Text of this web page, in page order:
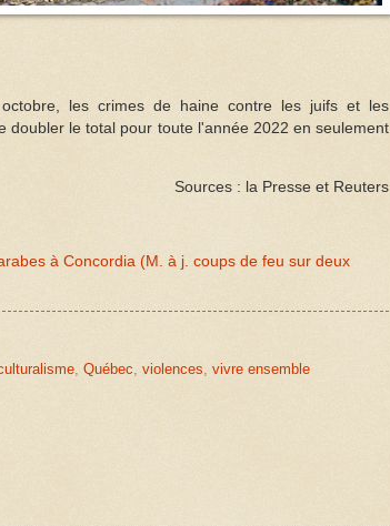
les crimes de haine contre les juifs et les
doubler le total pour toute l'année 2022 en seulement
Sources : la Presse et Reuters
à Concordia (M. à j. coups de feu sur deux
, Québec, violences, vivre ensemble